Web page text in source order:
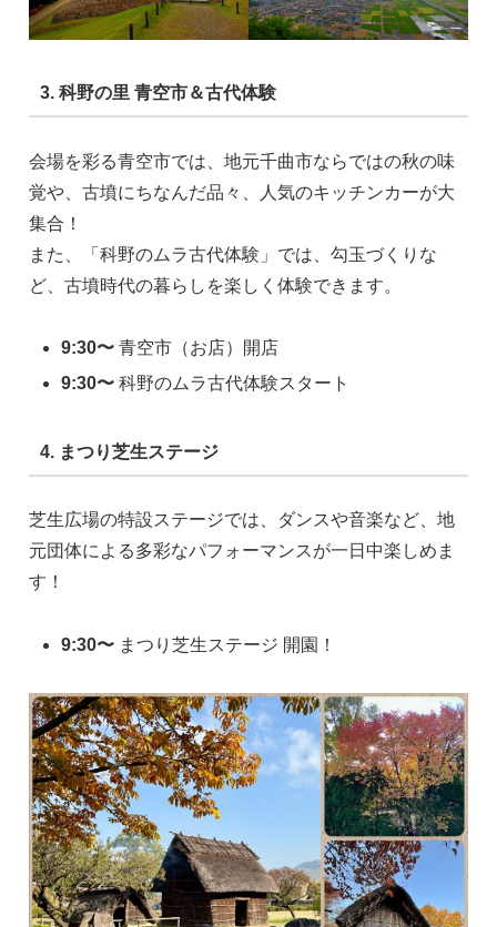
3. 科野の里 青空市＆古代体験
会場を彩る青空市では、地元千曲市ならではの秋の味
覚や、古墳にちなんだ品々、人気のキッチンカーが大
集合！
また、「科野のムラ古代体験」では、勾玉づくりな
ど、古墳時代の暮らしを楽しく体験できます。
9:30〜 青空市（お店）開店
9:30〜 科野のムラ古代体験スタート
4. まつり芝生ステージ
芝生広場の特設ステージでは、ダンスや音楽など、地
元団体による多彩なパフォーマンスが一日中楽しめま
す！
9:30〜 まつり芝生ステージ 開園！